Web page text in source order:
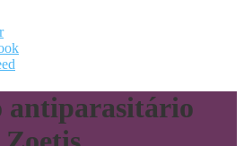
antiparasitário